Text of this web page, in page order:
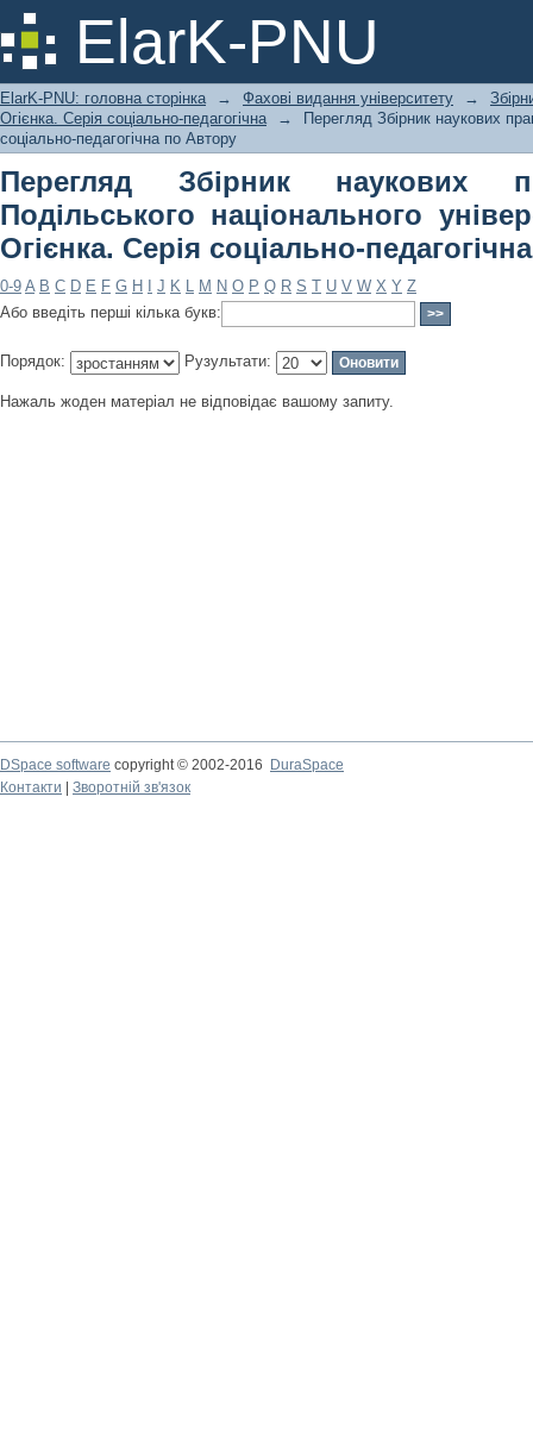
ElarK-PNU
Перегляд Збірник наукових
університету імені Івана Огієнка.
ElarK-PNU: головна сторінка → Фахові видання університету →
Огієнка. Серія соціально-педагогічна
→
Перегляд Збірник наукових
соціально-педагогічна по Автору
Перегляд Збірник наукових
Подільського національного
Огієнка. Серія соціально-
0-9 A B C D E F G H J K L M N O P Q R S T U V W X Y Z
Або введіть перші кілька букв:
Порядок: Рузультати:
Нажаль жоден матеріал не відповідає вашому запиту.
DSpace software copyright © 2002-2016
DuraSpace
Контакти
Зворотній зв'язок